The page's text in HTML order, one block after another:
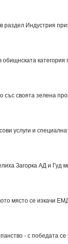
раздел Индустрия
обищнската категория
със своята зелена
услуги и
Загорка АД и Гуд
мястосе изкачи
- с победата се